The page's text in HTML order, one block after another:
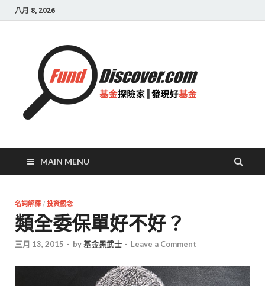
八月 8, 2026
發現
好基
MAIN MENU
名詞解釋 / 投資觀念
類全委保單好不好？
三月 13, 2015 - by基金黑武士 - Leave a Comment